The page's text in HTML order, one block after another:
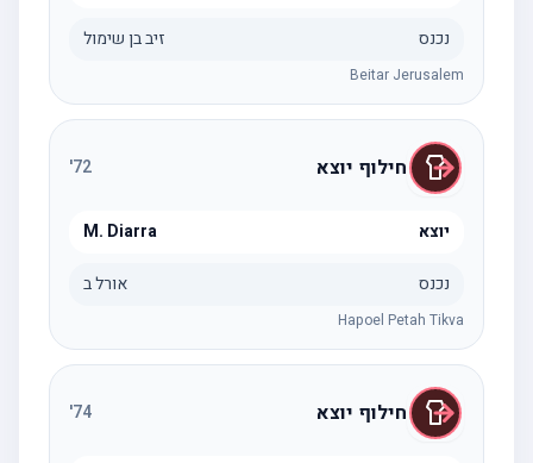
נכנס זיב בן שימול
Beitar Jerusalem
חילוף יוצא 72
'
יוצא M. Diarra
נכנס אורל ב
Hapoel Petah Tikva
חילוף יוצא 74
'